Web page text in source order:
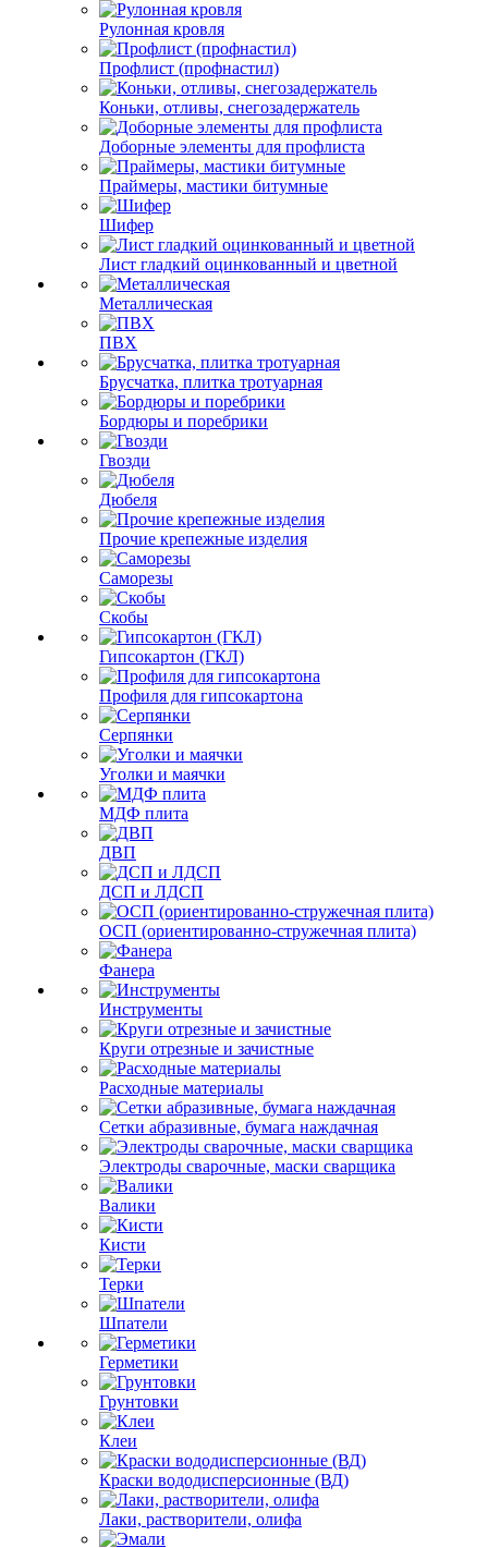
Рулонная кровля
Профлист (профнастил)
Коньки, отливы, снегозадержатель
Доборные элементы для профлиста
Праймеры, мастики битумные
Шифер
Лист гладкий оцинкованный и цветной
Металлическая
ПВХ
Брусчатка, плитка тротуарная
Бордюры и поребрики
Гвозди
Дюбеля
Прочие крепежные изделия
Саморезы
Скобы
Гипсокартон (ГКЛ)
Профиля для гипсокартона
Серпянки
Уголки и маячки
МДФ плита
ДВП
ДСП и ЛДСП
ОСП (ориентированно-стружечная плита)
Фанера
Инструменты
Круги отрезные и зачистные
Расходные материалы
Сетки абразивные, бумага наждачная
Электроды сварочные, маски сварщика
Валики
Кисти
Терки
Шпатели
Герметики
Грунтовки
Клеи
Краски вододисперсионные (ВД)
Лаки, растворители, олифа